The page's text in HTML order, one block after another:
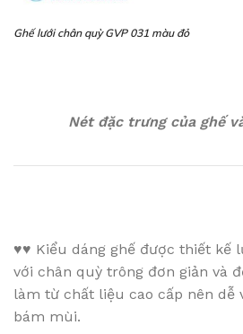
Ghế lưới chân quỳ GVP 031 màu đỏ
Nét đặc trưng của ghế
♥♥ Kiểu dáng ghế được thiết kế
với chân quỳ trông đơn giản và
làm từ chất liệu cao cấp nên dễ
bám mùi.